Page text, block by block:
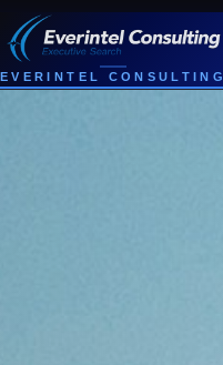
EVERINTEL CONSULTING